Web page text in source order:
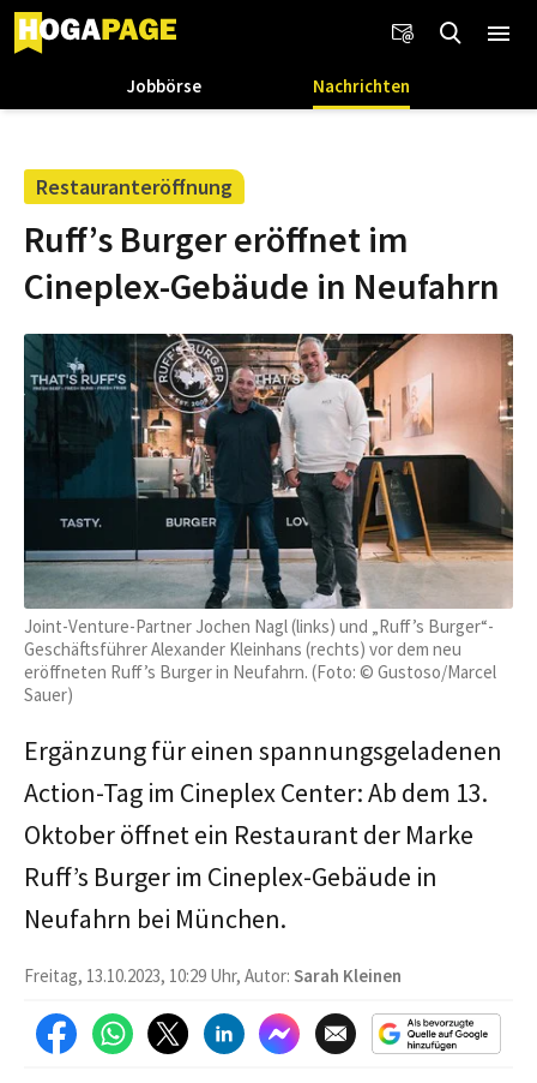
Jobbörse Nachrichten
Restauranteröffnung
Ruff’s Burger eröffnet im
Cineplex-Gebäude in Neufahrn
Joint-Venture-Partner Jochen Nagl (links) und „Ruff’s Burger“-
Geschäftsführer Alexander Kleinhans (rechts) vor dem neu
eröffneten Ruff’s Burger in Neufahrn. (Foto: © Gustoso/Marcel
Sauer)
Ergänzung für einen spannungsgeladenen
Action-Tag im Cineplex Center: Ab dem 13.
Oktober öffnet ein Restaurant der Marke
Ruff’s Burger im Cineplex-Gebäude in
Neufahrn bei München.
Freitag, 13.10.2023, 10:29 Uhr, Autor: Sarah Kleinen